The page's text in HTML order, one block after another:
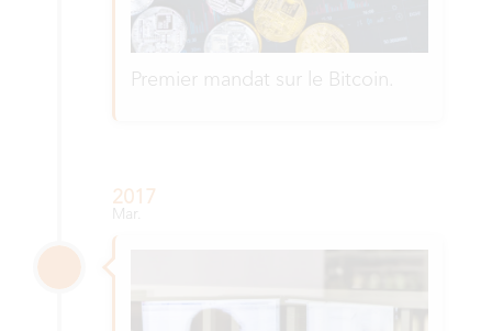
Premier mandat sur le Bitcoin.
2017
Mar.